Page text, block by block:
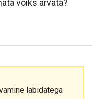
võiks arvata?
labidatega